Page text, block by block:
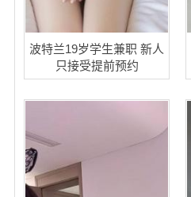
波特兰19岁学生兼职 新人
只接受提前预约